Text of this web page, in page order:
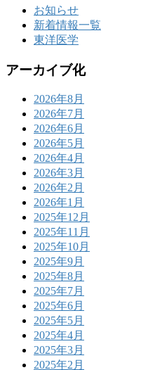
お知らせ
新着情報一覧
東洋医学
アーカイブ化
2026年8月
2026年7月
2026年6月
2026年5月
2026年4月
2026年3月
2026年2月
2026年1月
2025年12月
2025年11月
2025年10月
2025年9月
2025年8月
2025年7月
2025年6月
2025年5月
2025年4月
2025年3月
2025年2月